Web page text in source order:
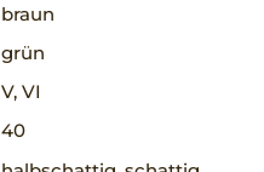
braun
grün
V, VI
40